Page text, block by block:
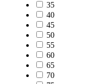
35
40
45
50
55
60
65
70